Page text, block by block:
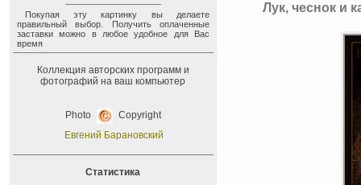
Покупая эту картинку вы делаете
правильный выбор. Получить оплаченные
заставки можно в любое удобное для Вас
время
Коллекция авторских программ и
фотографий на ваш компьютер
Photo
Copyright
Евгений Барановский
Статистика
Лук, чеснок и